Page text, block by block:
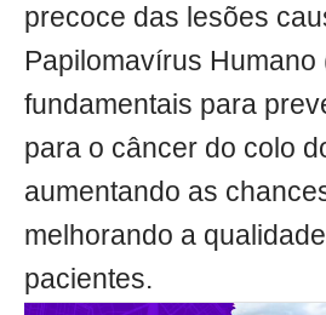
precoce das lesões
Papilomavírus Humano
fundamentais para
para o câncer do colo
aumentando as
melhorando a
pacientes.